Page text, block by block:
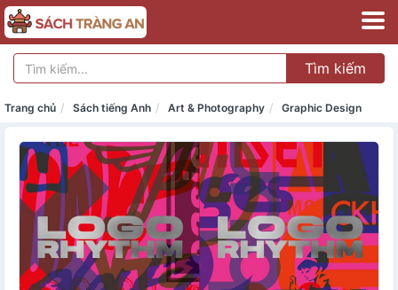
Tìm kiếm
Trang chủ Sách tiếng Anh Art & Photography Graphic Design